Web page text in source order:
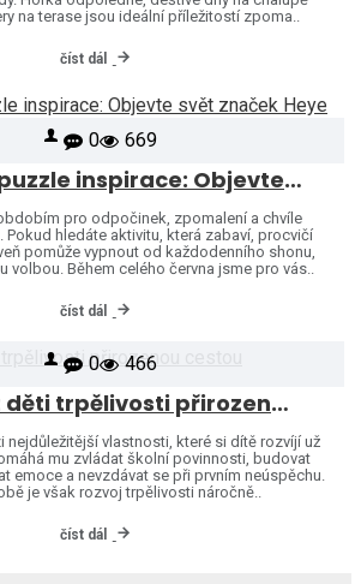
na terase jsou ideální příležitostí zpoma..
číst dál
0 669
Červnové puzzle inspirace: Objevte svět značek Heye a Jumbo
pro odpočinek, zpomalení a chvíle
Pokud hledáte aktivitu, která zabaví, procvičí
pomůže vypnout od každodenního shonu,
volbou. Během celého června jsme pro vás..
číst dál
0 466
Jak naučit děti trpělivosti přirozenou cestou
nejdůležitější vlastnosti, které si dítě rozvíjí už
mu zvládat školní povinnosti, budovat
emoce a nevzdávat se při prvním neúspěchu.
je však rozvoj trpělivosti náročně..
číst dál